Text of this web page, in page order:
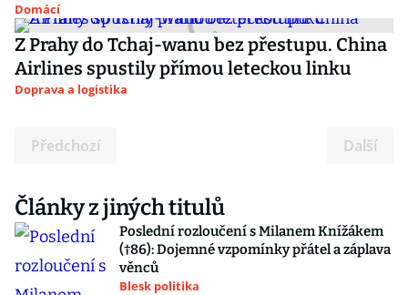
Domácí
Z Prahy do Tchaj-wanu bez přestupu. China
Airlines spustily přímou leteckou linku
Doprava a logistika
Předchozí Další
Články z jiných titulů
Poslední rozloučení s Milanem Knížákem
(†86): Dojemné vzpomínky přátel a záplava
věnců
Blesk politika